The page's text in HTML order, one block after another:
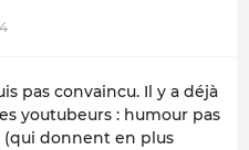
pas convaincu. Il y a déjà
youtubeurs : humour pas
donnent en plus